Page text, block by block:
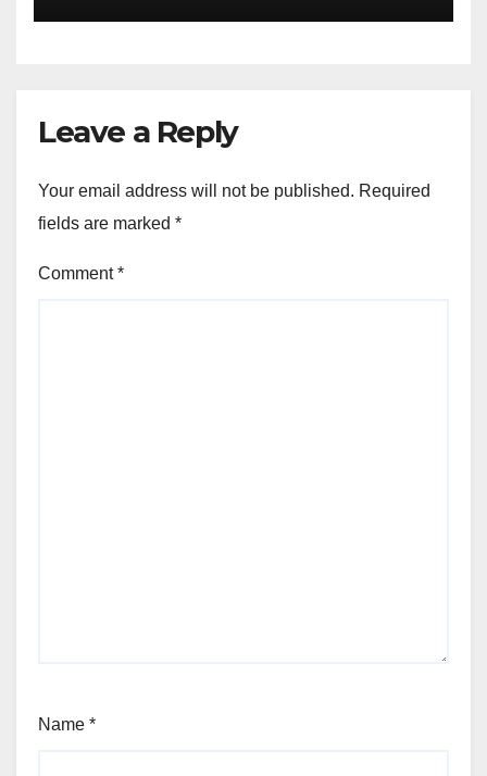
Leave a Reply
Your email address will not be published. Required
fields are marked *
Comment*
Name *